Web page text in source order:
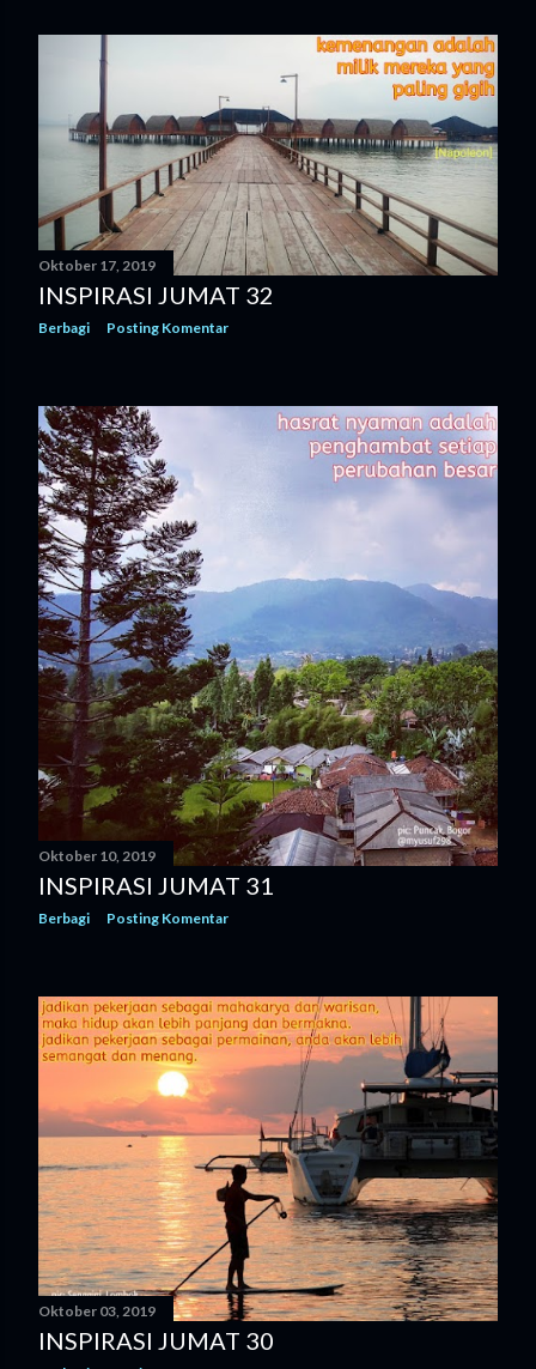
Oktober 17, 2019
INSPIRASI JUMAT 32
Berbagi Posting Komentar
Oktober 10, 2019
INSPIRASI JUMAT 31
Berbagi Posting Komentar
Oktober 03, 2019
INSPIRASI JUMAT 30